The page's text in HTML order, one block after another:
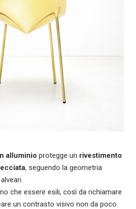
alluminio protegge un rivestimento
, seguendo la geometria
che essere esili, così da richiamare
un contrasto visivo non da poco.